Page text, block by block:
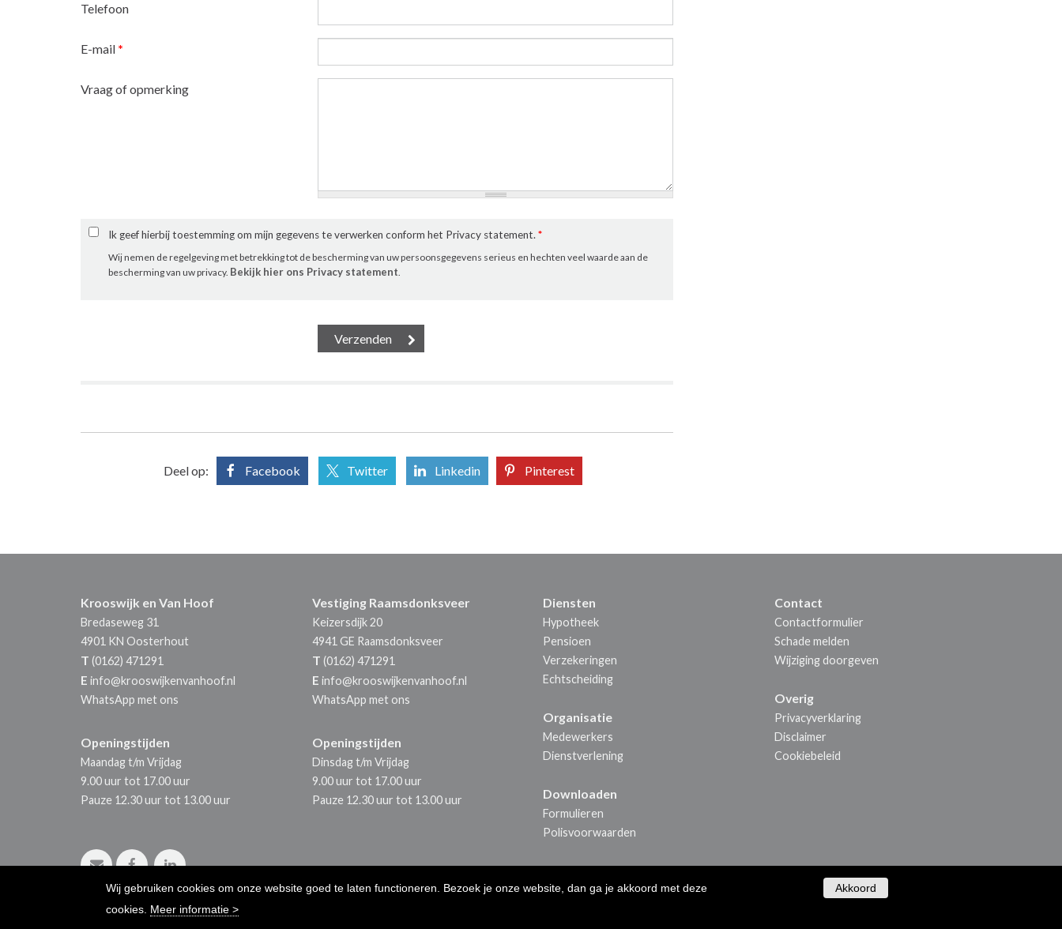
Wij gebruiken cookies om onze website goed te laten functioneren. Bezoek je onze website, dan ga je akkoord met deze
cookies. Meer informatie >
Akkoord
Telefoon
E-mail *
Vraag of opmerking
Ik geef hierbij toestemming om mijn gegevens te verwerken conform het Privacy statement. *
Wij nemen de regelgeving met betrekking tot de bescherming van uw persoonsgegevens serieus en hechten veel waarde aan de
bescherming van uw privacy. Bekijk hier ons Privacy statement
Deel op: Facebook Twitter Linkedin Pinterest
Krooswijk en Van Hoof
Bredaseweg 31
4901 KN Oosterhout
T (0162) 471291
E info@krooswijkenvanhoof.nl
WhatsApp met ons
Openingstijden
Maandag t/m Vrijdag
9.00 uur tot 17.00 uur
Pauze 12.30 uur tot 13.00 uur
Vestiging Raamsdonksveer
Keizersdijk 20
4941 GE Raamsdonksveer
T (0162) 471291
E info@krooswijkenvanhoof.nl
WhatsApp met ons
Openingstijden
Dinsdag t/m Vrijdag
9.00 uur tot 17.00 uur
Pauze 12.30 uur tot 13.00 uur
Diensten
Hypotheek
Pensioen
Verzekeringen
Echtscheiding
Organisatie
Medewerkers
Dienstverlening
Downloaden
Formulieren
Polisvoorwaarden
Contact
Contactformulier
Schade melden
Wijziging doorgeven
Overig
Privacyverklaring
Disclaimer
Cookiebeleid